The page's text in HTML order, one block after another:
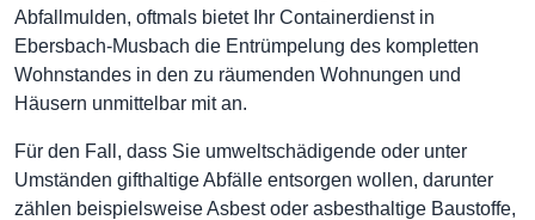
Abfallmulden, oftmals bietet Ihr Containerdienst in
Ebersbach-Musbach die Entrümpelung des kompletten
Wohnstandes in den zu räumenden Wohnungen und
Häusern unmittelbar mit an.
Für den Fall, dass Sie umweltschädigende oder unter
Umständen gifthaltige Abfälle entsorgen wollen, darunter
zählen beispielsweise Asbest oder asbesthaltige Baustoffe,